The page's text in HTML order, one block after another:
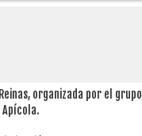
organizada por el
Apícola.